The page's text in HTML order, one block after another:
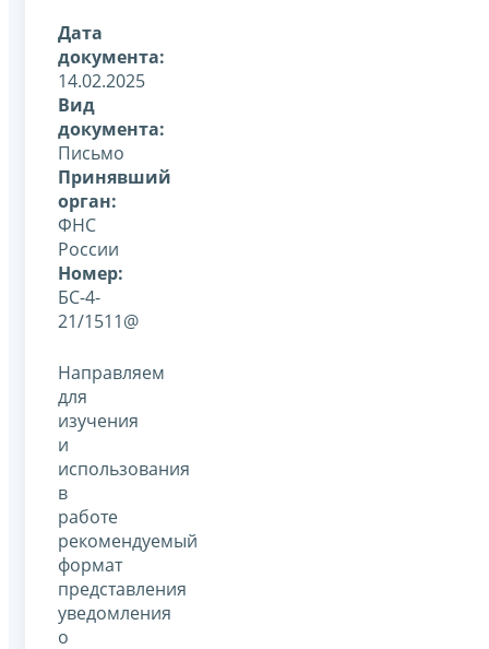
Дата
документа:
14.02.2025
Вид
документа:
Письмо
Принявший
орган:
ФНС
России
Номер:
БС-4-
21/1511@
Направляем
для
изучения
и
использования
в
работе
рекомендуемый
формат
представления
уведомления
о